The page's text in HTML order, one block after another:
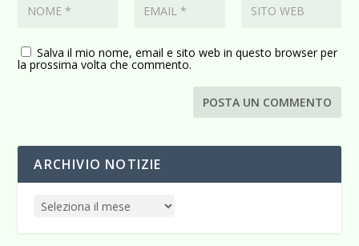
Salva il mio nome, email e sito web in questo browser per
la prossima volta che commento.
ARCHIVIO NOTIZIE